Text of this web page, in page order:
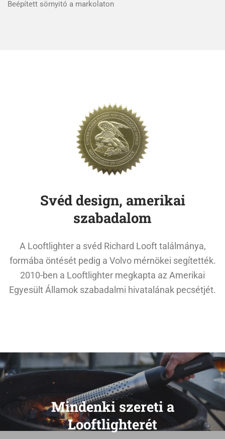
Beépített sörnyitó a markolaton
Svéd design, amerikai
szabadalom
A Looftlighter a svéd Richard Looft találmánya,
formába öntését pedig a Volvo mérnökei segítették.
2010-ben a Looftlighter megkapta az Amerikai
Egyesült Államok szabadalmi hivatalának pecsétjét.
Mindenki szereti a
Looftlighterét